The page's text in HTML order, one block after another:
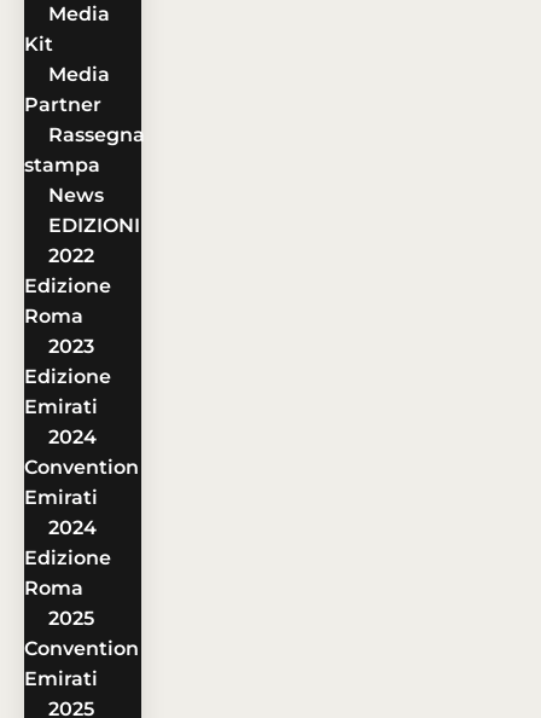
Media
Kit
Media
Partner
Rassegna
stampa
News
EDIZIONI
2022
Edizione
Roma
2023
Edizione
Emirati
2024
Convention
Emirati
2024
Edizione
Roma
2025
Convention
Emirati
2025